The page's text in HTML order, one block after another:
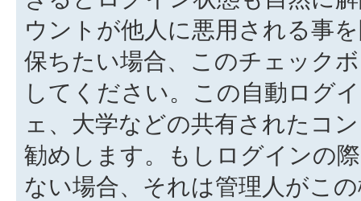
ウントが他人に悪用される事
保ちたい場合、このチェック
してください。この自動ログ
ェ、大学などの共有されたコ
勧めします。もしログインの
ない場合、それは管理人がこ